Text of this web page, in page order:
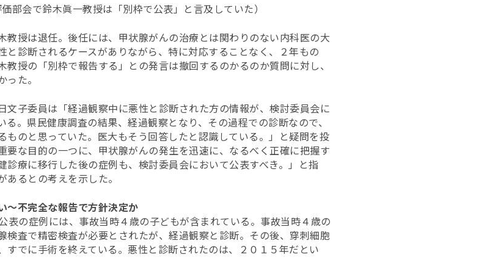
部会で鈴木眞一教授は「別枠で公表」と言及していた）
教授は退任。後任には、甲状腺がんの治療とは関わりのない内科医の大
と診断されるケースがありながら、特に対応することなく、２年もの
授の「別枠で報告する」との発言は撤回するのかるのか質問に対し、
た。
文子委員は「経過観察中に悪性と診断された方の情報が、検討委員会に
。県民健康調査の結果、経過観察となり、その過程での診断なので、
ものと思っていた。医大もそう回答したと認識している。」と疑問を投
要な目的の一つに、甲状腺がんの発生を迅速に、なるべく正確に把握す
診療に移行した後の症例も、検討委員会において公表すべき。」と指
るとの考えを示した。
〜不完全な報告で方針決定か
の症例には、事故当時４歳の子どもが含まれている。事故当時４歳の
検査で精密検査が必要とされたが、経過観察と診断。その後、穿刺細胞
すでに手術を終えている。悪性と診断されたのは、２０１５年だとい